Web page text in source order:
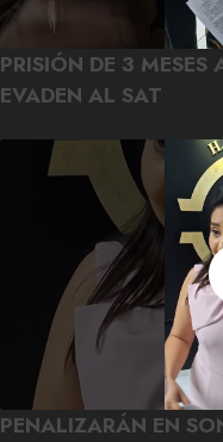
PRISIÓN DE 3
EVADEN AL SAT
PENALIZARÁN EN